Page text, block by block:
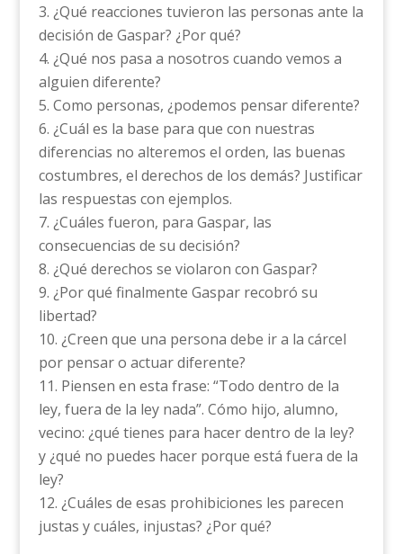
¿Qué reacciones tuvieron las personas ante la
decisión de Gaspar? ¿Por qué?
¿Qué nos pasa a nosotros cuando vemos a
alguien diferente?
Como personas, ¿podemos pensar diferente?
¿Cuál es la base para que con nuestras
diferencias no alteremos el orden, las buenas
costumbres, el derechos de los demás? Justificar
las respuestas con ejemplos.
¿Cuáles fueron, para Gaspar, las
consecuencias de su decisión?
¿Qué derechos se violaron con Gaspar?
¿Por qué finalmente Gaspar recobró su
libertad?
¿Creen que una persona debe ir a la cárcel
por pensar o actuar diferente?
Piensen en esta frase: “Todo dentro de la
ley, fuera de la ley nada”. Cómo hijo, alumno,
vecino: ¿qué tienes para hacer dentro de la ley?
y ¿qué no puedes hacer porque está fuera de la
ley?
¿Cuáles de esas prohibiciones les parecen
justas y cuáles, injustas? ¿Por qué?